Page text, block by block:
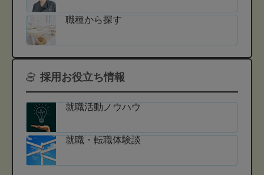
職種から探す
採用お役立ち情報
就職活動ノウハウ
就職・転職体験談